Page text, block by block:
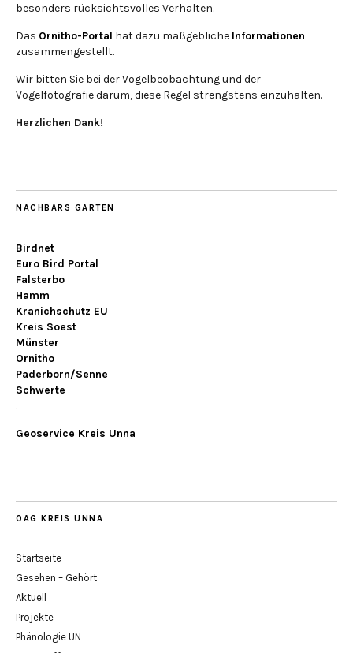
besonders rücksichtsvolles Verhalten.
Das Ornitho-Portal hat dazu maßgebliche Informationen
zusammengestellt.
Wir bitten Sie bei der Vogelbeobachtung und der
Vogelfotografie darum, diese Regel strengstens einzuhalten.
Herzlichen Dank!
NACHBARS GARTEN
Birdnet
Euro Bird Portal
Falsterbo
Hamm
Kranichschutz EU
Kreis Soest
Münster
Ornitho
Paderborn/Senne
Schwerte
.
Geoservice Kreis Unna
OAG KREIS UNNA
Startseite
Gesehen – Gehört
Aktuell
Projekte
Phänologie UN